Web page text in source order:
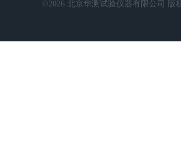
©2026 北京华测试验仪器有限公司 版